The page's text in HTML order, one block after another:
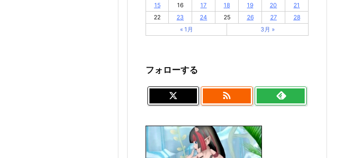
15
16 17 18 19 20
21
22
23 24 25 26 27
28
« 1月
3月 »
フォローする
